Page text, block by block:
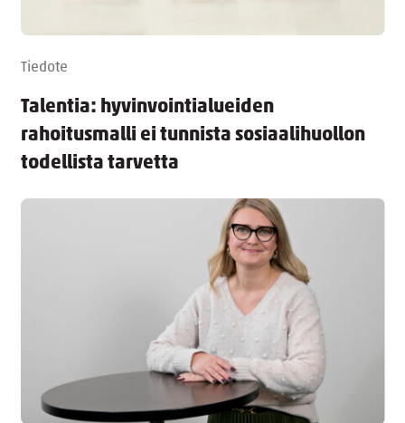
Tiedote
Talentia: hyvinvointialueiden
rahoitusmalli ei tunnista sosiaalihuollon
todellista tarvetta